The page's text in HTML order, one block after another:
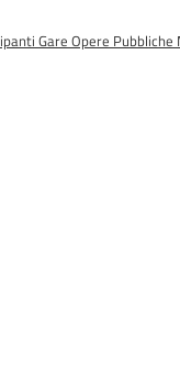
Gare Opere Pubbliche